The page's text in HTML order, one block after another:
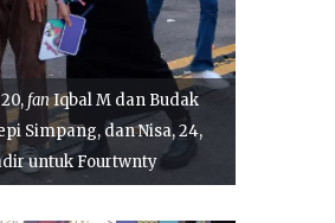
fanIqbal M dan Budak
Simpang, dan Nisa, 24,
untuk Fourtwnty